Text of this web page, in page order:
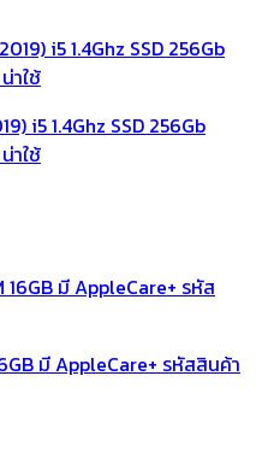
i5 1.4Ghz SSD 256Gb
าใช้
มี AppleCare+ รหัสสินค้า